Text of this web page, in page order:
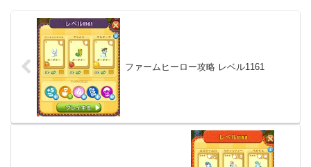
ファームヒーロー攻略 レベル1161